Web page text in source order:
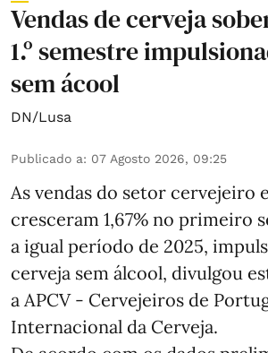
Vendas de cerveja
1.º semestre
sem ácool
DN/Lusa
Publicado a: 07 Agosto 2026, 09:25
As vendas do setor cervejeiro
cresceram 1,67% no primeiro
a igual período de 2025,
cerveja sem álcool, divulgou
a APCV - Cervejeiros de
Internacional da Cerveja.